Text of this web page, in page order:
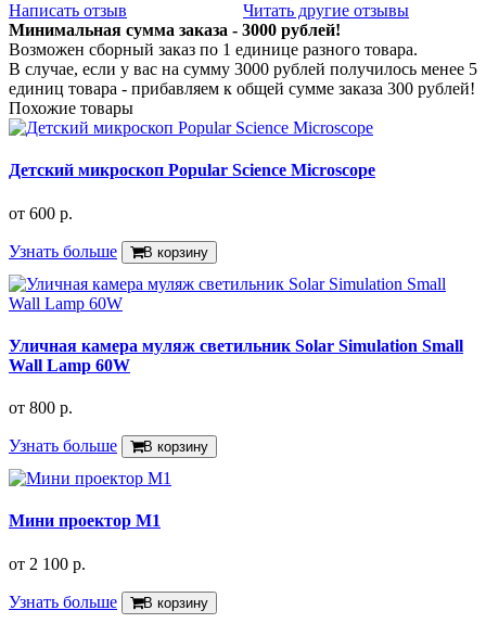
Написать отзыв
Читать другие отзывы
Минимальная сумма заказа - 3000 рублей!
Возможен сборный заказ по 1 единице разного товара.
В случае, если у вас на сумму 3000 рублей получилось менее 5
единиц товара - прибавляем к общей сумме заказа 300 рублей!
Похожие товары
Детский микроскоп Popular Science Microscope
от 600 р.
Узнать больше В корзину
Уличная камера муляж светильник Solar Simulation Small
Wall Lamp 60W
от 800 р.
Узнать больше В корзину
Мини проектор M1
от 2 100 р.
Узнать больше В корзину